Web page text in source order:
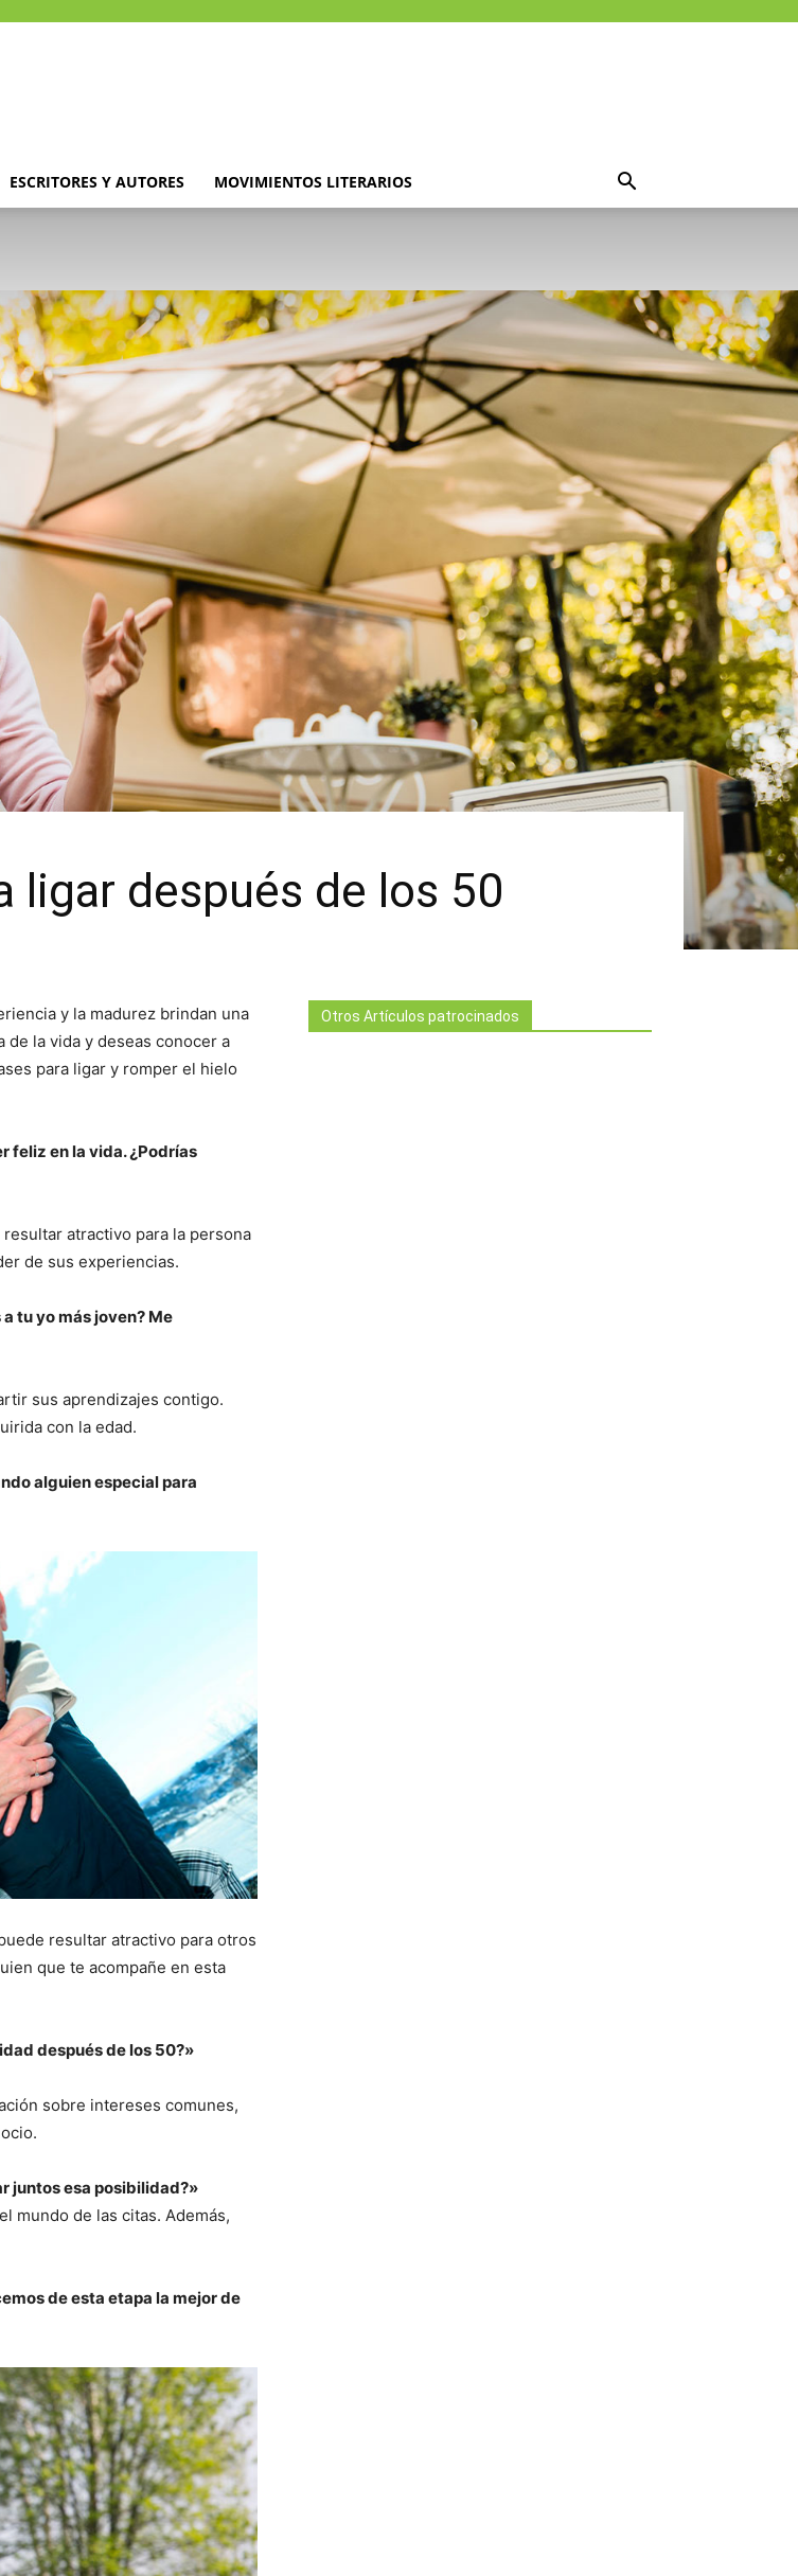
ESCRITORES Y AUTORES MOVIMIENTOS LITERARIOS
ligar después de los 50
y la madurez brindan una
de la vida y deseas conocer a
para ligar y romper el hielo
feliz en la vida. ¿Podrías
atractivo para la persona
de sus experiencias.
tu yo más joven? Me
sus aprendizajes contigo.
con la edad.
alguien especial para
resultar atractivo para otros
que te acompañe en esta
después de los 50?»
sobre intereses comunes,
juntos esa posibilidad?»
mundo de las citas. Además,
de esta etapa la mejor de
Otros Artículos patrocinados